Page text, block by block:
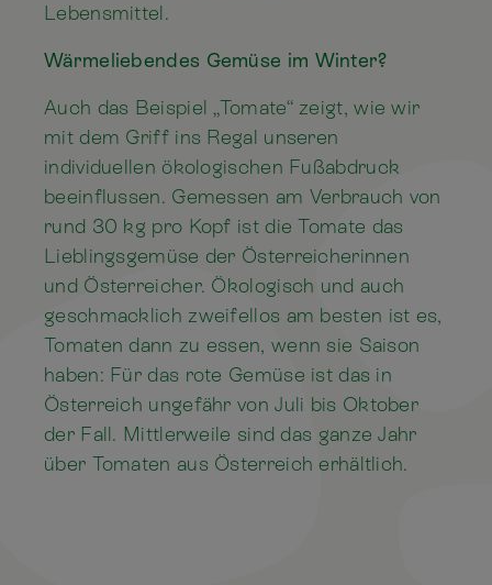
Lebensmittel.
Wärmeliebendes Gemüse im Winter?
Auch das Beispiel „Tomate“ zeigt, wie wir
mit dem Griff ins Regal unseren
individuellen ökologischen Fußabdruck
beeinflussen. Gemessen am Verbrauch von
rund 30 kg pro Kopf ist die Tomate das
Lieblingsgemüse der Österreicherinnen
und Österreicher. Ökologisch und auch
geschmacklich zweifellos am besten ist es,
Tomaten dann zu essen, wenn sie Saison
haben: Für das rote Gemüse ist das in
Österreich ungefähr von Juli bis Oktober
der Fall. Mittlerweile sind das ganze Jahr
über Tomaten aus Österreich erhältlich.